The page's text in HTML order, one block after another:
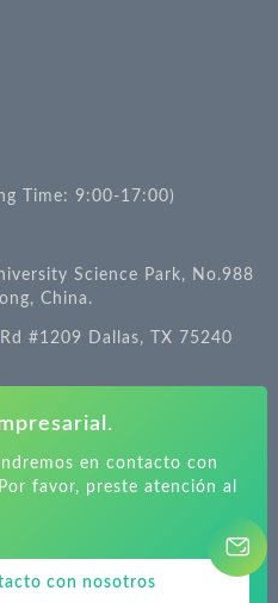
Time: 9:00-17:00)
Science Park, No.988
China.
#1209 Dallas, TX 75240
en contacto con
favor, preste atención al
con nosotros